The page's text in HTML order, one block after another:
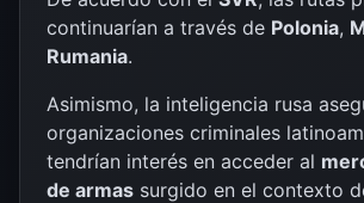
continuarían a través de Polonia,
Rumania.
Asimismo, la inteligencia rusa
organizaciones criminales
tendrían interés en acceder al
de armas surgido en el contexto